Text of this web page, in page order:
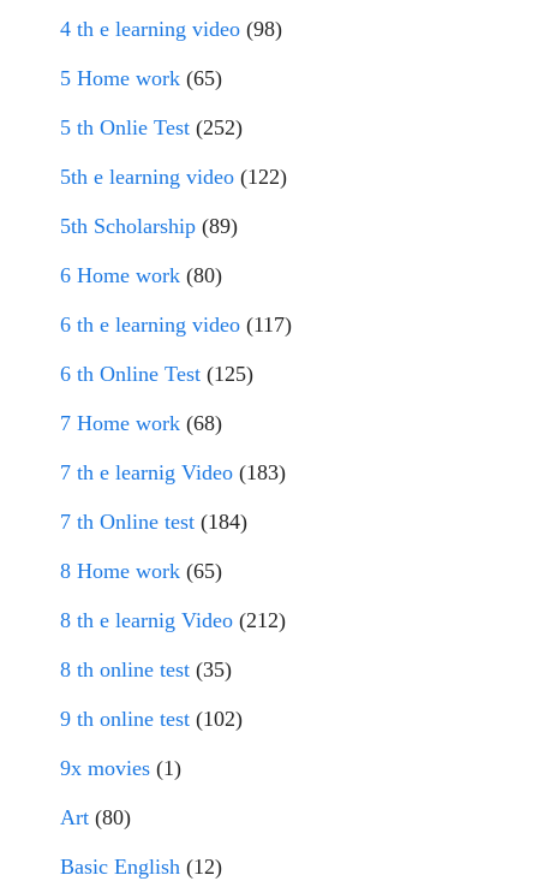
4 th e learning video (98)
5 Home work (65)
5 th Onlie Test (252)
5th e learning video (122)
5th Scholarship (89)
6 Home work (80)
6 th e learning video (117)
6 th Online Test (125)
7 Home work (68)
7 th e learnig Video (183)
7 th Online test (184)
8 Home work (65)
8 th e learnig Video (212)
8 th online test (35)
9 th online test (102)
9x movies (1)
Art (80)
Basic English (12)